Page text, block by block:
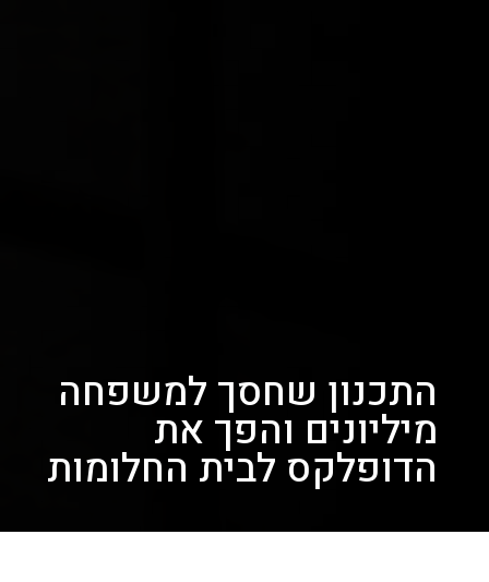
התכנון שחסך למשפחה
מיליונים והפך את
הדופלקס לבית החלומות